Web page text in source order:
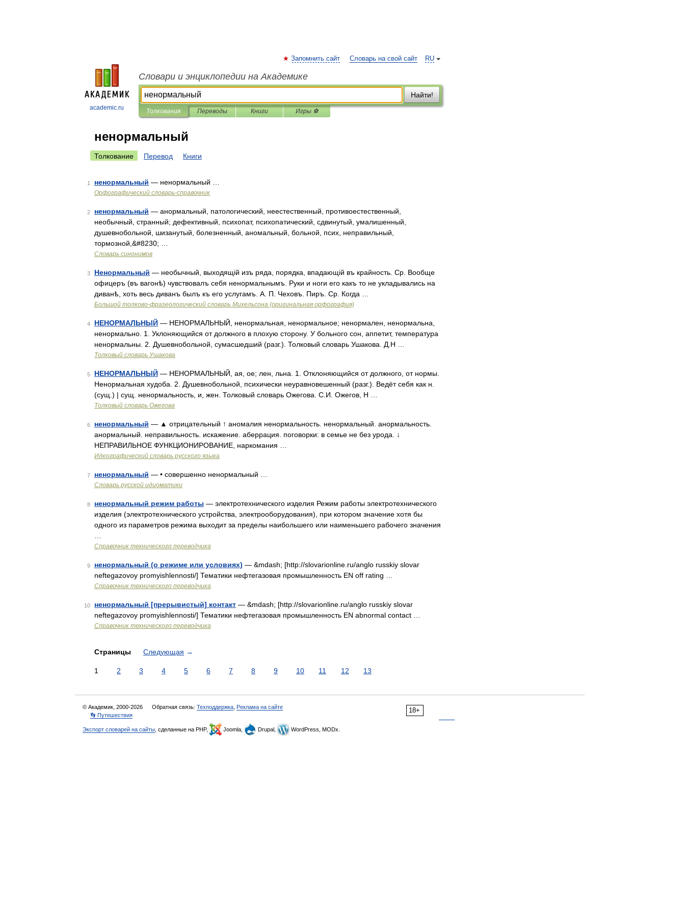
academic.ru
RU
Запомнить сайт Словарь на свой сайт
Словари и энциклопедии на Академике
Найти!
Толкования Переводы Книги Игры ⚽
ненормальный
Толкование Перевод Книги
1 ненормальный — ненормальный …
Орфографический словарь-справочник
2 ненормальный — анормальный, патологический, неестественный, противоестественный,
необычный, странный; дефективный, психопат, психопатический, сдвинутый, умалишенный,
душевнобольной, шизанутый, болезненный, аномальный, больной, псих, неправильный,
тормозной,&#8230; …
Словарь синонимов
3 Ненормальный — необычный, выходящій изъ ряда, порядка, впадающій въ крайность. Ср. Вообще
офицеръ (въ вагонѣ) чувствовалъ себя ненормальнымъ. Руки и ноги его какъ то не укладывались на
диванѣ, хоть весь диванъ былъ къ его услугамъ. А. П. Чеховъ. Пиръ. Ср. Когда …
Большой толково-фразеологический словарь Михельсона (оригинальная орфография)
4 НЕНОРМАЛЬНЫЙ — НЕНОРМАЛЬНЫЙ, ненормальная, ненормальное; ненормален, ненормальна,
ненормально. 1. Уклоняющийся от должного в плохую сторону. У больного сон, аппетит, температура
ненормальны. 2. Душевнобольной, сумасшедший (разг.). Толковый словарь Ушакова. Д.Н …
Толковый словарь Ушакова
5 НЕНОРМАЛЬНЫЙ — НЕНОРМАЛЬНЫЙ, ая, ое; лен, льна. 1. Отклоняющийся от должного, от нормы.
Ненормальная худоба. 2. Душевнобольной, психически неуравновешенный (разг.). Ведёт себя как н.
(сущ.) | сущ. ненормальность, и, жен. Толковый словарь Ожегова. С.И. Ожегов, Н …
Толковый словарь Ожегова
6 ненормальный — ▲ отрицательный ↑ аномалия ненормальность. ненормальный. анормальность.
анормальный. неправильность. искажение. аберрация. поговорки: в семье не без урода. ↓
НЕПРАВИЛЬНОЕ ФУНКЦИОНИРОВАНИЕ, наркомания …
Идеографический словарь русского языка
7 ненормальный — • совершенно ненормальный …
Словарь русской идиоматики
8 ненормальный режим работы — электротехнического изделия Режим работы электротехнического
изделия (электротехнического устройства, электрооборудования), при котором значение хотя бы
одного из параметров режима выходит за пределы наибольшего или наименьшего рабочего значения
Справочник технического переводчика
9 ненормальный (о режиме или условиях) — &mdash; [http://slovarionline.ru/anglo russkiy slovar
neftegazovoy promyishlennosti/] Тематики нефтегазовая промышленность EN off rating …
Справочник технического переводчика
10 ненормальный [прерывистый] контакт — &mdash; [http://slovarionline.ru/anglo russkiy slovar
neftegazovoy promyishlennosti/] Тематики нефтегазовая промышленность EN abnormal contact …
Справочник технического переводчика
Страницы Следующая →
1 2 3 4 5 6 7 8 9 10 11 12 13
18+
© Академик, 2000-2026 Обратная связь: Техподдержка Реклама на сайте
👣 Путешествия
Экспорт словарей на сайты , сделанные на PHP, Joomla, Drupal, WordPress, MODx.